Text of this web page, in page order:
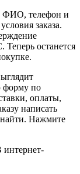
ФИО, телефон и
заказа.
останется
форму по
оплаты,
написать
Нажмите